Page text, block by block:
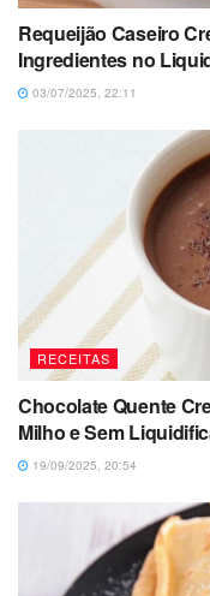
Requeijão Caseiro
Ingredientes no
03/07/2025, 22:11
RECEITAS
Chocolate Quente
Milho e Sem
19/09/2025, 20:54